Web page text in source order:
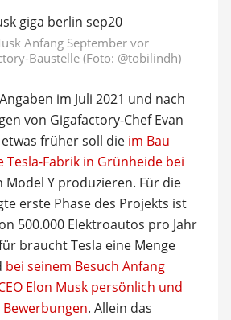
Anfang September vor
Baustelle (Foto: @tobilindh)
im Juli 2021 und nach
von Gigafactory-Chef Evan
früher soll die im Bau
Tesla-Fabrik in Grünheide bei
Model Y produzieren. Für die
erste Phase des Projekts ist
500.000 Elektroautos pro Jahr
braucht Tesla eine Menge
bei seinem Besuch Anfang
Elon Musk persönlich und
. Allein das